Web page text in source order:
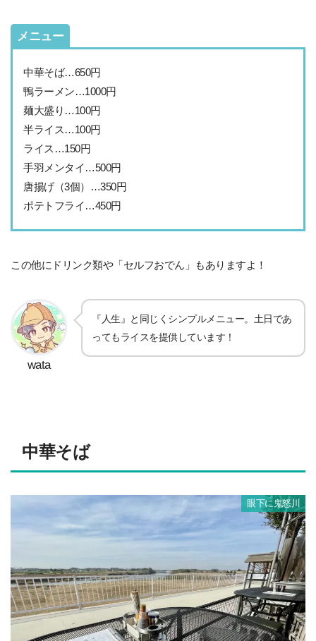
メニュー
中華そば…650円
鴨ラーメン…1000円
麺大盛り…100円
半ライス…100円
ライス…150円
手羽メンタイ…500円
唐揚げ（3個）…350円
ポテトフライ…450円
この他にドリンク類や「セルフおでん」もありますよ！
wata
『人生』と同じくシンプルメニュー。土日であ
ってもライスを提供しています！
中華そば
眼下に鬼怒川